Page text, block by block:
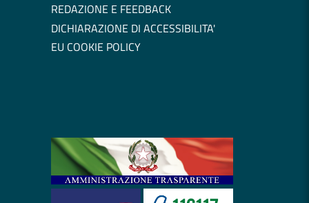
REDAZIONE E FEEDBACK
DICHIARAZIONE DI ACCESSIBILITA'
EU COOKIE POLICY